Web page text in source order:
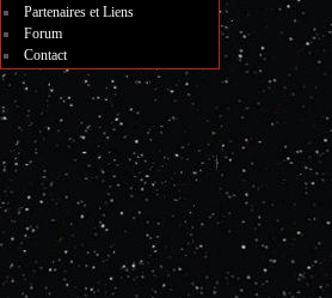
Partenaires et Liens
Forum
Contact